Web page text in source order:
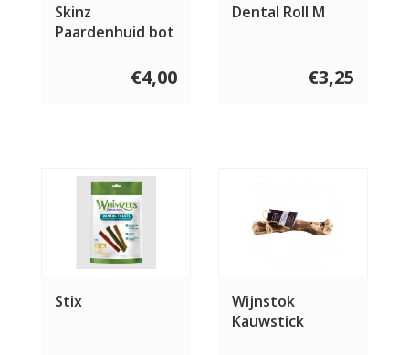
Skinz
Paardenhuid bot
€4,00
Dental Roll M
€3,25
Stix
Wijnstok
Kauwstick